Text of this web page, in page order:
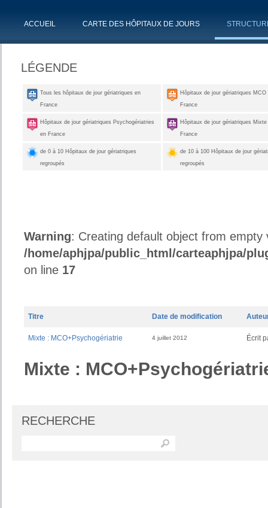
ACCUEIL CARTE DES HÔPITAUX DE JOURS
LÉGENDE
Tous les hôpitaux de jour gériatriques en
France
Hôpitaux de jour gériatriques MCO
France
Hôpitaux de jour gériatriques Psychogériatries
en France
Hôpitaux de jour gériatriques Mixte
France
de 0 à 10 Hôpitaux de jour gériatriques
regroupés
de 10 à 100 Hôpitaux de jour
regroupés
Warning: Creating default object from empty
/home/aphjpa/public_html/carteaphjpa/
on line 17
Titre Date de modification
Mixte : MCO+Psychogériatrie 4 juillet 2012 Écrit
Mixte :
RECHERCHE